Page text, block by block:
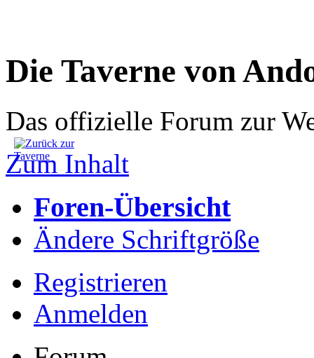
Die Taverne von
Das offizielle Forum zur
Zum Inhalt
Foren-Übersicht
Ändere Schriftgröße
Registrieren
Anmelden